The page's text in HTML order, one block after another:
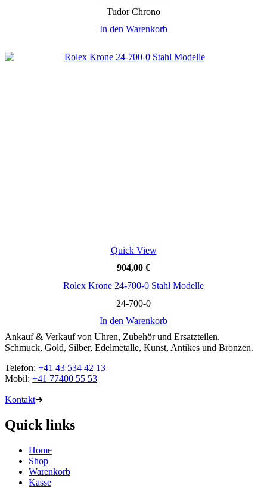
Tudor Chrono
In den Warenkorb
Quick View
904,00 €
Rolex Krone 24-700-0 Stahl Modelle
24-700-0
In den Warenkorb
Ankauf & Verkauf von Uhren, Zubehör und Ersatzteilen.
Schmuck, Gold, Silber, Edelmetalle, Kunst, Antikes und Bronzen.
Telefon: +41 43 534 42 13
Mobil: +41 77400 55 53
Kontakt➜
Quick links
Home
Shop
Warenkorb
Kasse